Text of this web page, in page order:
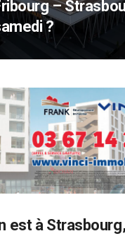
–
?
est à